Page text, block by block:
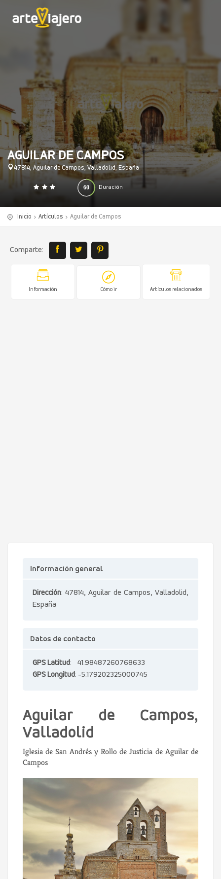
AGUILAR DE CAMPOS
47814, Aguilar de Campos, Valladolid, España
Duración
60
0 140
Inicio Artículos Aguilar de Campos
Comparte:
Información Cómo ir Artículos relacionados
Información general
Dirección: 47814, Aguilar de Campos, Valladolid,
España
Datos de contacto
GPS Latitud: 41.98487260768633
GPS Longitud: -5.179202325000745
Aguilar de Campos,
Valladolid
Iglesia de San Andrés y Rollo de Justicia de Aguilar de
Campos